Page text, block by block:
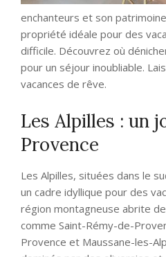
enchanteurs et son
propriété idéale pour des
difficile. Découvrez où
pour un séjour inoubliable.
vacances de rêve.
Les Alpilles : un
Provence
Les Alpilles, situées dans le
un cadre idyllique pour des
région montagneuse abrite
comme Saint-Rémy-de-
Provence et Maussane-les-